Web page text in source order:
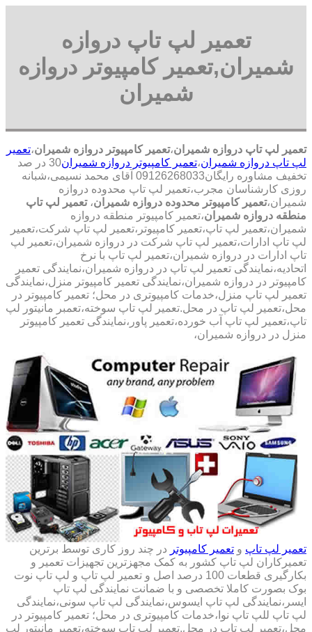
تعمیر لپ تاپ دروازه
شمیران,تعمیر کامپیوتر دروازه
شمیران
تعمیر لپ تاپ دروازه شمیران،تعمیر کامپیوتر دروازه شمیران،تعمیر
لپ تاپ دروازه شمیران،تعمیر کامپیوتر دروازه شمیران
30 در صد
تخفیف مشاوره رایگان09126268033 آقای محمد نسیمی،شبانه
روزی کارشناسان مجرب،تعمیر لپ تاپ محدوده دروازه
شمیران،تعمیر کامپیوتر محدوده دروازه شمیران، تعمیر لپ تاپ
منطقه دروازه شمیران،تعمیر کامپیوتر منطقه دروازه
شمیران،تعمیر لپ تاپ،تعمیر کامپیوتر،تعمیر لپ تاپ شرکت،تعمیر
لپ تاپ ادارات،تعمیر لپ تاپ شرکت در دروازه شمیران،تعمیر لپ
تاپ ادارات در دروازه شمیران،تعمیر لپ تاپ با نرخ
اتحادیه،نمایندگی تعمیر لپ تاپ در دروازه شمیران،نمایندگی تعمیر
کامپیوتر در دروازه شمیران،نمایندگی تعمیر کامپیوتر منزل،نمایندگی
تعمیر لپ تاپ منزل،خدمات کامپیوتری در محل؛ تعمیر کامپیوتر در
محل،تعمیر لپ تاپ در محل.تعمیر لپ تاپ سوخته،تعمبر مانیتور لپ
تاپ،تعمیر لپ تاپ آب خورده،تعمیر پاور،نمایندگی تعمیر کامپیوتر
منزل در دروازه شمیران،
تعمیر لپ تاپ و تعمیر کامپیوتر در چند روز کاری توسط برترین
تعمیرکاران لپ تاپ کشور به کمک مجهزترین تجهیزات تعمیر و
بکارگیری قطعات 100 درصد اصل و تعمیر لپ تاپ و لپ تاپ نوت
بوک بصورت کاملا تخصصی و با ضمانت نمایندگی لپ تاپ
ایسر،نمایندگی لپ تاپ ایسوس،نمایندگی لپ تاپ سونی،نمایندگی
لپ تاپ للپ تاپ نوا،خدمات کامپیوتری در محل؛ تعمیر کامپیوتر در
محل،تعمیر لپ تاپ در محل.تعمیر لپ تاپ سوخته،تعمبر مانیتور لپ